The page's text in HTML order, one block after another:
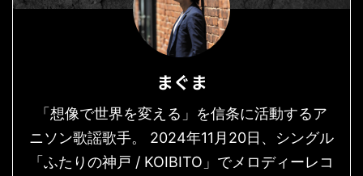
まぐま
「想像で世界を変える」を信条に活動するア
ニソン歌謡歌手。 2024年11月20日、シングル
「ふたりの神戸 / KOIBITO」でメロディーレコ